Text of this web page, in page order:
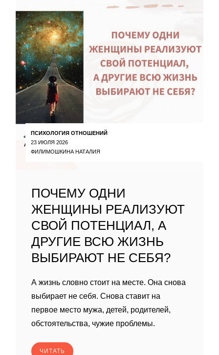
ПСИХОЛОГИЯ ОТНОШЕНИЙ
23 ИЮЛЯ 2026
ФИЛИМОШКИНА НАТАЛИЯ
ПОЧЕМУ ОДНИ
ЖЕНЩИНЫ РЕАЛИЗУЮТ
СВОЙ ПОТЕНЦИАЛ, А
ДРУГИЕ ВСЮ ЖИЗНЬ
ВЫБИРАЮТ НЕ СЕБЯ?
А жизнь словно стоит на месте. Она снова
выбирает не себя. Снова ставит на
первое место мужа, детей, родителей,
обстоятельства, чужие проблемы.
ЧИТАТЬ